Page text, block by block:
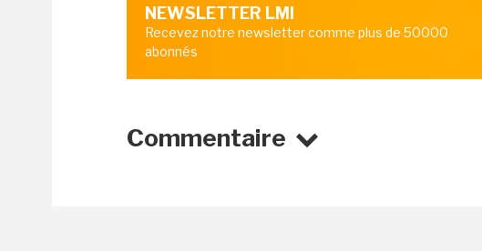
NEWSLETTER LMI
Recevez notre newsletter comme plus de 50000
abonnés
Commentaire